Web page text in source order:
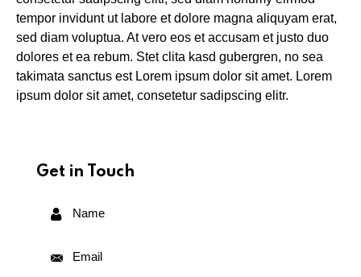
tempor invidunt ut labore et dolore magna aliquyam erat,
sed diam voluptua. At vero eos et accusam et justo duo
dolores et ea rebum. Stet clita kasd gubergren, no sea
takimata sanctus est Lorem ipsum dolor sit amet. Lorem
ipsum dolor sit amet, consetetur sadipscing elitr.
Get in Touch